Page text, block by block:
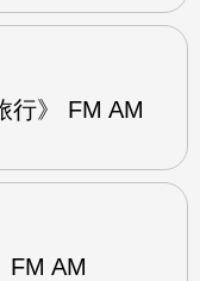
行》 FM AM
FM AM